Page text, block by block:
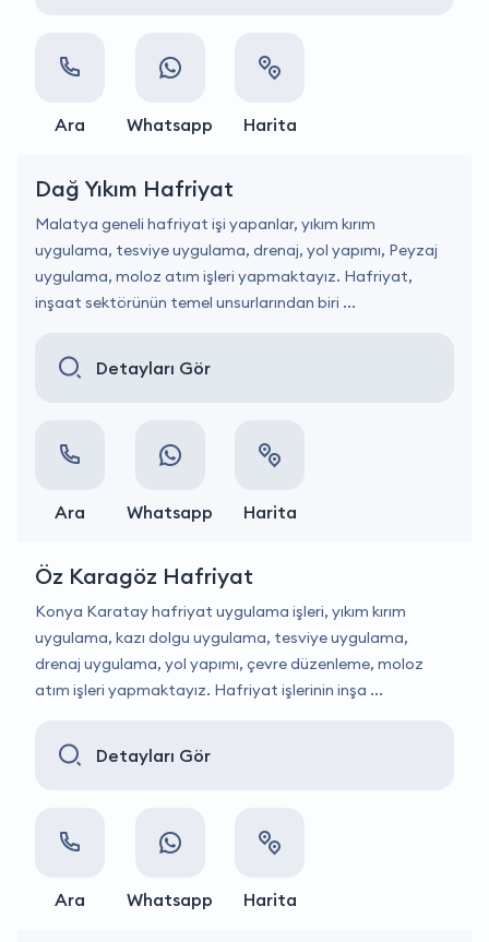
Ara Whatsapp Harita
Dağ Yıkım Hafriyat
Malatya geneli hafriyat işi yapanlar, yıkım kırım
uygulama, tesviye uygulama, drenaj, yol yapımı, Peyzaj
uygulama, moloz atım işleri yapmaktayız. Hafriyat,
inşaat sektörünün temel unsurlarından biri ...
Detayları Gör
Ara Whatsapp Harita
Öz Karagöz Hafriyat
Konya Karatay hafriyat uygulama işleri, yıkım kırım
uygulama, kazı dolgu uygulama, tesviye uygulama,
drenaj uygulama, yol yapımı, çevre düzenleme, moloz
atım işleri yapmaktayız. Hafriyat işlerinin inşa ...
Detayları Gör
Ara Whatsapp Harita